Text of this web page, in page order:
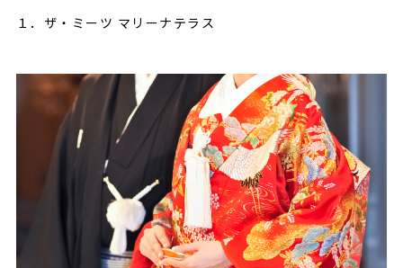
１．ザ・ミーツ マリーナテラス